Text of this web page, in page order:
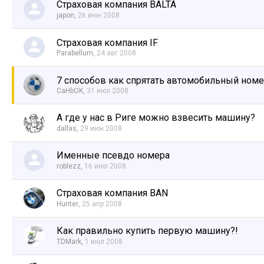
Страховая компания BALTA
japon, 26 июн 2008
Страховая компания IF
Parabellum, 24 авг 2008
7 способов как спрятать автомобильный
CaHbOK, 31 июл 2008
А где у нас в Риге можно взвесить машину?
dallas, 29 июн 2008
Именные псевдо номера
roblezz, 16 июл 2008
Страховая компания BAN
Hunter, 25 апр 2008
Как правильно купить первую машину?!
TDMark, 1 июл 2008